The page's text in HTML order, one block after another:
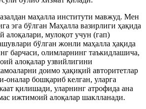
маҳалла институти мавжуд. Мен
эга бўлган Маҳалла вазирлиги ҳақида
алоқалари, мулоқот учун (гап)
бўлган жонли маҳалла ҳақида
барчаси, олимларнинг таъкидлашича,
алоқалар узвийлигини
доимо ҳақиқий авторитетлар
оналар бошқариб келган, уларга
қилишади, уларнинг атрофида ана
ижтимоий алоқалар шаклланади.